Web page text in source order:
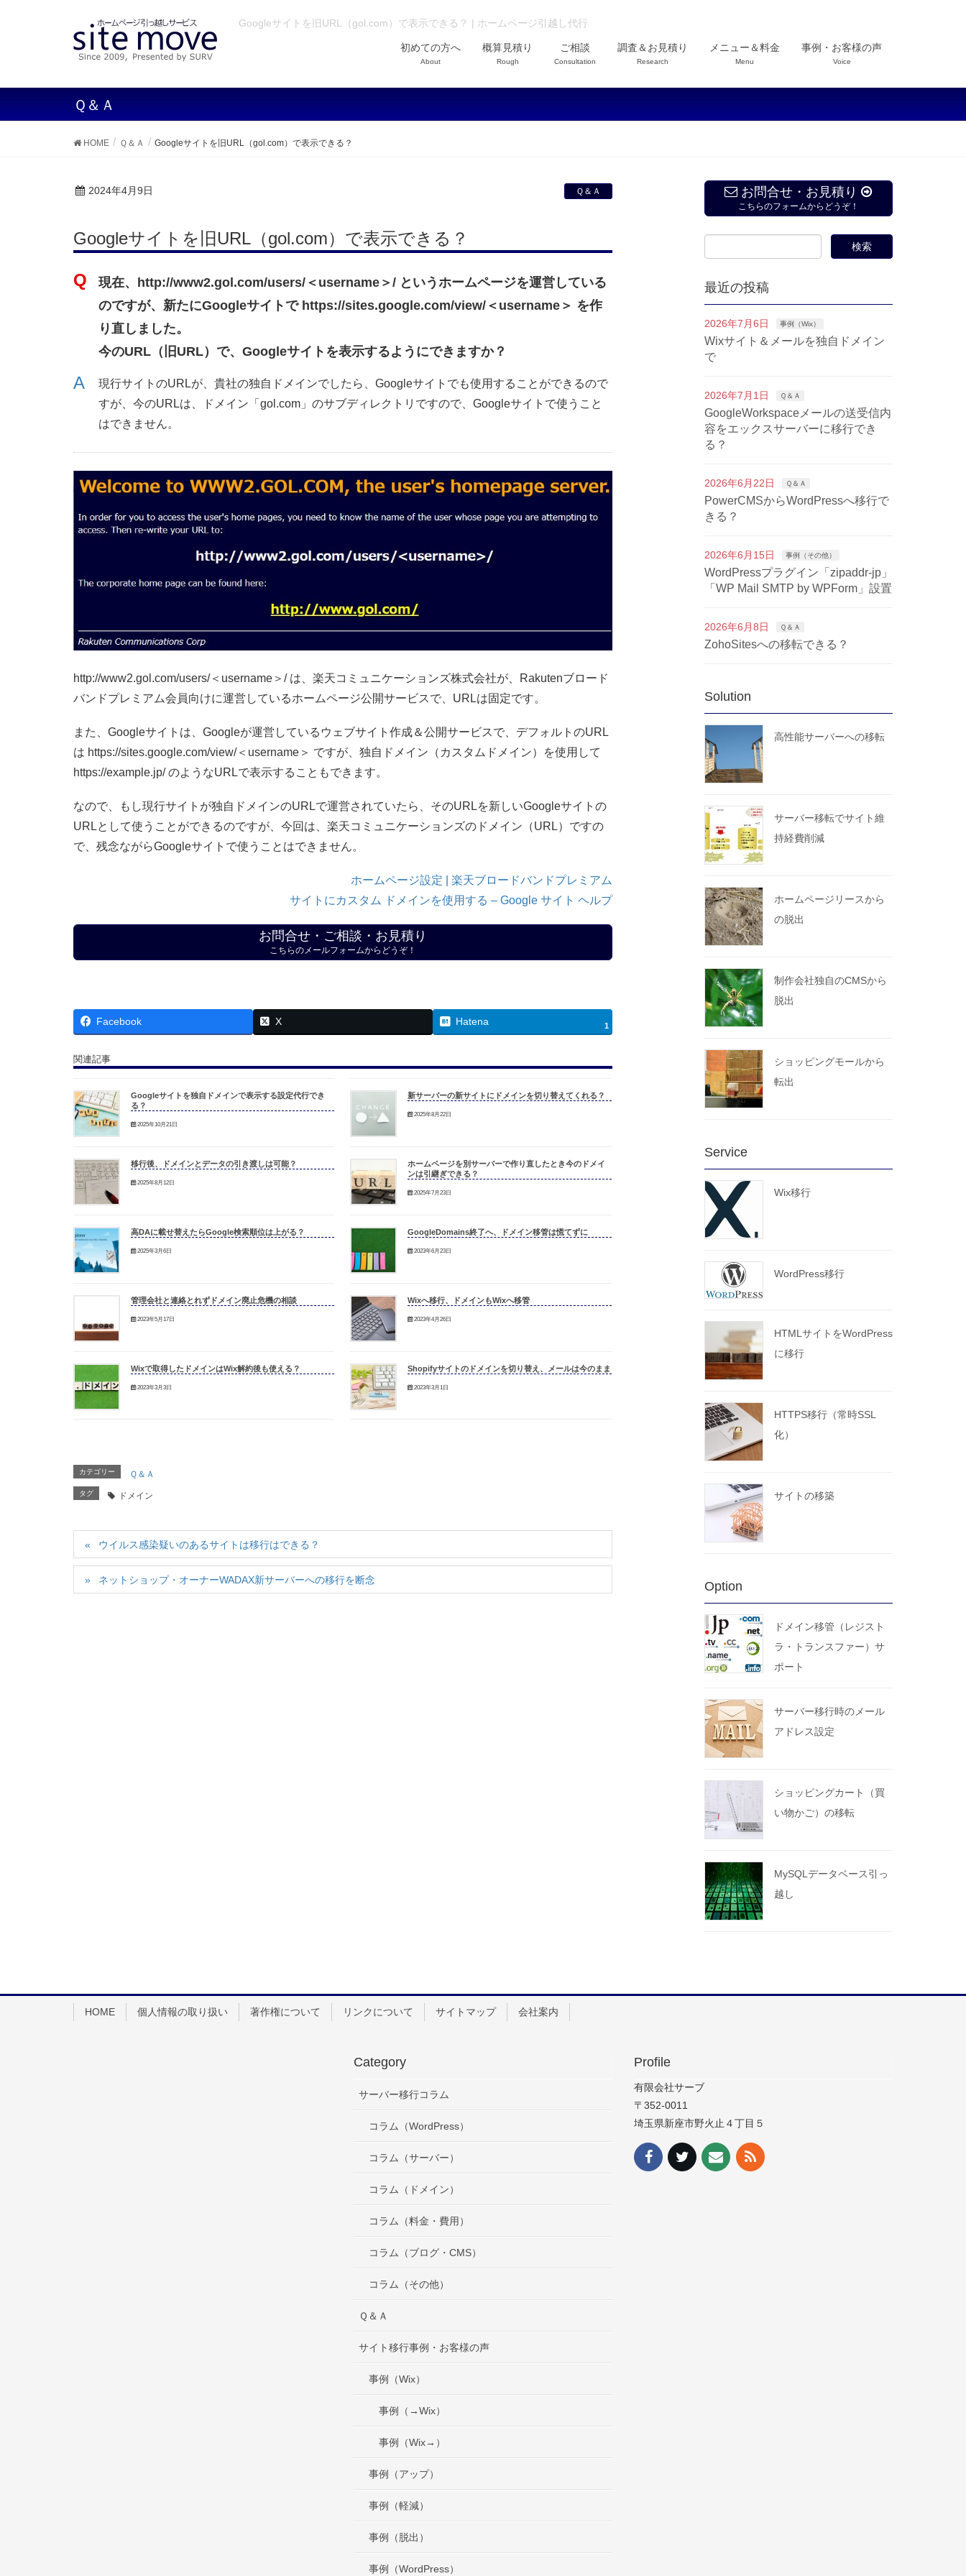
Googleサイトを旧URL（gol.com）で表示できる？ | ホームページ引越し代行
初めての方へ
About
概算見積り
Rough
ご相談
Consultation
調査＆お見積り
Research
メニュー＆料金
Menu
事例・お客様の声
Voice
Ｑ＆Ａ
HOME Ｑ＆Ａ Googleサイトを旧URL（gol.com）で表示できる？
2024年4月9日 Ｑ＆Ａ
Googleサイトを旧URL（gol.com）で表示できる？
現在、http://www2.gol.com/users/＜username＞/ というホームページを運営している
のですが、新たにGoogleサイトで https://sites.google.com/view/＜username＞ を作
り直しました。
今のURL（旧URL）で、Googleサイトを表示するようにできますか？
現行サイトのURLが、貴社の独自ドメインでしたら、Googleサイトでも使用することができるので
すが、今のURLは、ドメイン「gol.com」のサブディレクトリですので、Googleサイトで使うこと
はできません。
http://www2.gol.com/users/＜username＞/ は、楽天コミュニケーションズ株式会社が、Rakutenブロード
バンドプレミアム会員向けに運営しているホームページ公開サービスで、URLは固定です。
また、Googleサイトは、Googleが運営しているウェブサイト作成＆公開サービスで、デフォルトのURL
は https://sites.google.com/view/＜username＞ ですが、独自ドメイン（カスタムドメイン）を使用して
https://example.jp/ のようなURLで表示することもできます。
なので、もし現行サイトが独自ドメインのURLで運営されていたら、そのURLを新しいGoogleサイトの
URLとして使うことができるのですが、今回は、楽天コミュニケーションズのドメイン（URL）ですの
で、残念ながらGoogleサイトで使うことはできません。
ホームページ設定 | 楽天ブロードバンドプレミアム
サイトにカスタム ドメインを使用する – Google サイト ヘルプ
お問合せ・ご相談・お見積り
こちらのメールフォームからどうぞ！
Facebook X Hatena 1
関連記事
Googleサイトを独自ドメインで表示する設定代行でき
る？
2025年10月21日
新サーバーの新サイトにドメインを切り替えてくれる？
2025年8月22日
移行後、ドメインとデータの引き渡しは可能？
2025年8月12日
ホームページを別サーバーで作り直したとき今のドメイ
ンは引継ぎできる？
2025年7月23日
高DAに載せ替えたらGoogle検索順位は上がる？
2025年3月6日
GoogleDomains終了へ、ドメイン移管は慌てずに
2023年6月23日
管理会社と連絡とれずドメイン廃止危機の相談
2023年5月17日
Wixへ移行、ドメインもWixへ移管
2023年4月26日
Wixで取得したドメインはWix解約後も使える？
2023年3月3日
Shopifyサイトのドメインを切り替え、メールは今のまま
2023年3月1日
カテゴリー Ｑ＆Ａ
タグ ドメイン
ウイルス感染疑いのあるサイトは移行はできる？
ネットショップ・オーナーWADAX新サーバーへの移行を断念
お問合せ・お見積り
こちらのフォームからどうぞ！
最近の投稿
2026年7月6日 事例（Wix）
Wixサイト＆メールを独自ドメイン
で
2026年7月1日 Ｑ＆Ａ
GoogleWorkspaceメールの送受信内
容をエックスサーバーに移行でき
る？
2026年6月22日 Ｑ＆Ａ
PowerCMSからWordPressへ移行で
きる？
2026年6月15日 事例（その他）
WordPressプラグイン「zipaddr-jp」
「WP Mail SMTP by WPForm」設置
2026年6月8日 Ｑ＆Ａ
ZohoSitesへの移転できる？
Solution
高性能サーバーへの移転
サーバー移転でサイト維
持経費削減
ホームページリースから
の脱出
制作会社独自のCMSから
脱出
ショッピングモールから
転出
Service
Wix移行
WordPress移行
HTMLサイトをWordPress
に移行
HTTPS移行（常時SSL
化）
サイトの移築
Option
ドメイン移管（レジスト
ラ・トランスファー）サ
ポート
サーバー移行時のメール
アドレス設定
ショッピングカート（買
い物かご）の移転
MySQLデータベース引っ
越し
HOME 個人情報の取り扱い 著作権について リンクについて サイトマップ 会社案内
Category
サーバー移行コラム
コラム（WordPress）
コラム（サーバー）
コラム（ドメイン）
コラム（料金・費用）
コラム（ブログ・CMS）
コラム（その他）
Ｑ＆Ａ
サイト移行事例・お客様の声
事例（Wix）
事例（→Wix）
事例（Wix→）
事例（アップ）
事例（軽減）
事例（脱出）
事例（WordPress）
Profile
有限会社サーブ
〒352-0011
埼玉県新座市野火止４丁目５